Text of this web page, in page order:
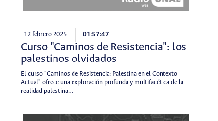
12 febrero 2025 01:57:47
Curso "Caminos de Resistencia": los
palestinos olvidados
El curso "Caminos de Resistencia: Palestina en el Contexto
Actual" ofrece una exploración profunda y multifacética de la
realidad palestina…